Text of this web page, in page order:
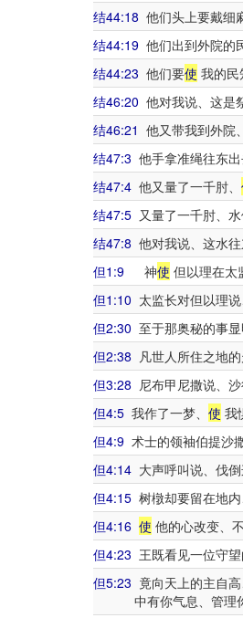
结44:18 他们头上要戴细
结44:19 他们出到外院的
结44:23 他们要使 我的民
结46:20 他对我说、这是
结46:21 他又带我到外院、
结47:3 他手拿准绳往东出
结47:4 他又量了一千肘、
结47:5 又量了一千肘、水
结47:8 他对我说、这水
但1:9 神使 但以理在太
但1:10 太监长对但以理
但2:30 至于那奥秘的事
但2:38 凡世人所住之地
但3:28 尼布甲尼撒说、
但4:5 我作了一梦、 使 我
但4:9 术士的领袖伯提沙
但4:14 大声呼叫说、伐
但4:15 树橔却要留在地
但4:16 使 他的心改变、
但4:23 王既看见一位守
但5:23 竟向天上的主自高
中有你气息、管